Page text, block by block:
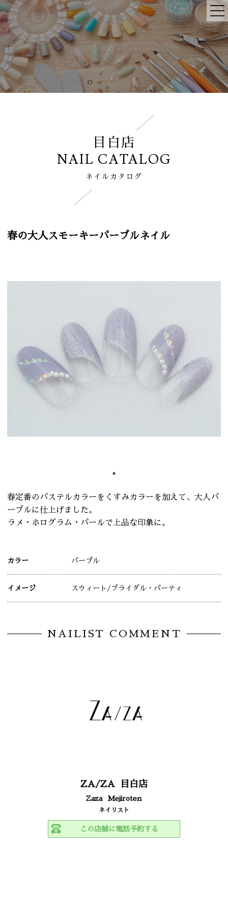
目白店
NAIL CATALOG
ネイルカタログ
春の大人スモーキーパープルネイル
春定番のパステルカラーをくすみカラーを加えて、大人パ
ープルに仕上げました。
ラメ・ホログラム・パールで上品な印象に。
カラー パープル
イメージ スウィート /ブライダル・パーティ
NAILIST COMMENT
ZA/ZA 目白店
Zaza Mejiroten
ネイリスト
この店舗に電話予約する